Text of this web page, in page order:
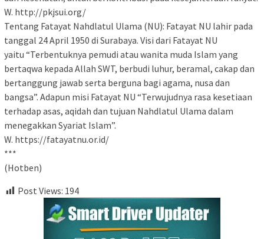
W. http://pkjsui.org/
Tentang Fatayat Nahdlatul Ulama (NU): Fatayat NU lahir pada
tanggal 24 April 1950 di Surabaya. Visi dari Fatayat NU
yaitu “Terbentuknya pemudi atau wanita muda Islam yang
bertaqwa kepada Allah SWT, berbudi luhur, beramal, cakap dan
bertanggung jawab serta berguna bagi agama, nusa dan
bangsa”. Adapun misi Fatayat NU “Terwujudnya rasa kesetiaan
terhadap asas, aqidah dan tujuan Nahdlatul Ulama dalam
menegakkan Syariat Islam”.
W. https://fatayatnu.or.id/
***
(Hotben)
Post Views: 194